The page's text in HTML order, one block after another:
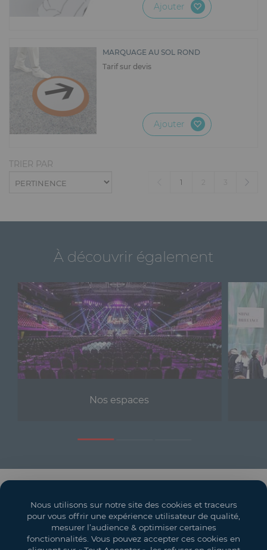
Ajouter
MARQUAGE AU SOL ROND
Tarif sur devis
Ajouter
TRIER PAR
1
À découvrir également
Nos espaces
Salons
Espaces événementiels
Nous utilisons sur notre site des cookies et traceurs
pour vous offrir une expérience utilisateur de qualité,
mesurer l’audience & optimiser certaines
fonctionnalités. Vous pouvez accepter ces cookies en